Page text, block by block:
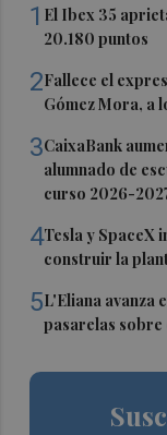
1 El Ibex 35
20.180 puntos
2Fallece el
Gómez Mora, a
3CaixaBank
alumnado de
curso 2026-
4Tesla y SpaceX
construir la
5L'Eliana avanza
pasarelas